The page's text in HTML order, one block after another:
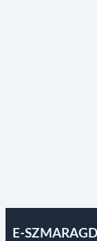
E-